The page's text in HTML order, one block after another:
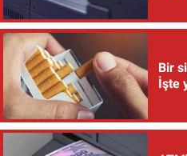
Bir
İşte